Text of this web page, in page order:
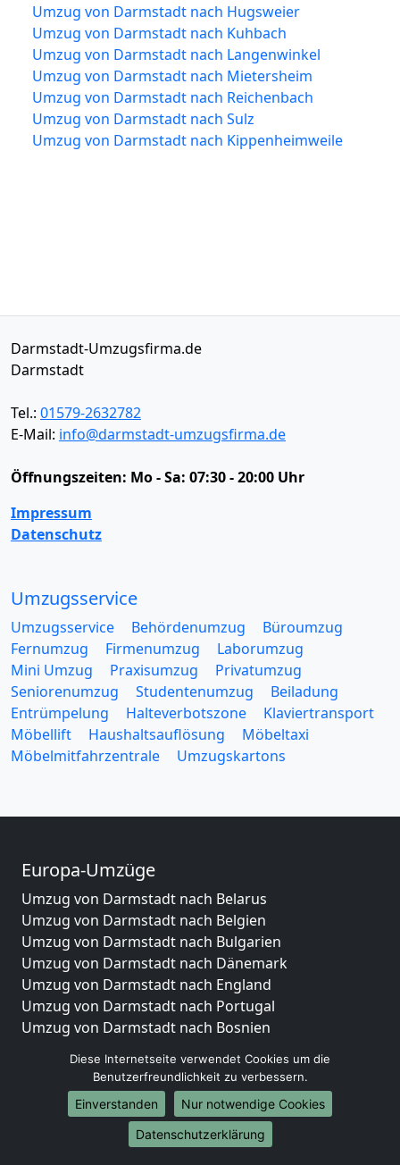
Umzug von Darmstadt nach Hugsweier
Umzug von Darmstadt nach Kuhbach
Umzug von Darmstadt nach Langenwinkel
Umzug von Darmstadt nach Mietersheim
Umzug von Darmstadt nach Reichenbach
Umzug von Darmstadt nach Sulz
Umzug von Darmstadt nach Kippenheimweile
Darmstadt-Umzugsfirma.de
Darmstadt
Tel.: 01579-2632782
E-Mail: info@darmstadt-umzugsfirma.de
Öffnungszeiten: Mo - Sa: 07:30 - 20:00 Uhr
Impressum
Datenschutz
Umzugsservice
Umzugsservice Behördenumzug
Büroumzug
Fernumzug
Firmenumzug
Laborumzug
Mini Umzug
Praxisumzug
Privatumzug
Seniorenumzug
Studentenumzug
Beiladung
Entrümpelung
Halteverbotszone
Klaviertransport
Möbellift
Haushaltsauflösung
Möbeltaxi
Möbelmitfahrzentrale
Umzugskartons
Europa-Umzüge
Umzug von Darmstadt nach Belarus
Umzug von Darmstadt nach Belgien
Umzug von Darmstadt nach Bulgarien
Umzug von Darmstadt nach Dänemark
Umzug von Darmstadt nach England
Umzug von Darmstadt nach Portugal
Umzug von Darmstadt nach Bosnien
Umzug von Darmstadt nach Irland
Umzug von Darmstadt nach Lettland
Umzug von Darmstadt nach Zypern
Umzug von Darmstadt nach Kroatien
Diese Internetseite verwendet Cookies um die
Benutzerfreundlichkeit zu verbessern.
Einverstanden
Nur notwendige Cookies
Datenschutzerklärung